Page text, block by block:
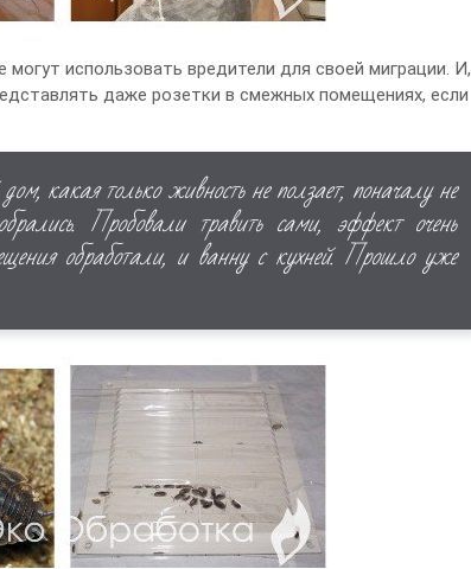
использовать вредители для своей миграции. И,
даже розетки в смежных помещениях, если
какая только живность не ползает, поначалу не
Пробовали травить сами, эффект очень
обработали, и ванну с кухней. Прошло уже